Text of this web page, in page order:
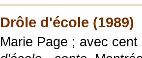
Drôle d'école (1989)
Marie Page ; avec